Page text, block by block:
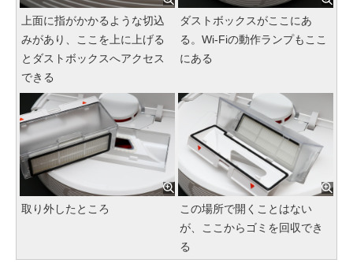
上面に指がかかるような切込
みがあり、ここを上に上げる
とダストボックスへアクセス
できる
ダストボックスがここにあ
る。Wi-Fiの動作ランプもここ
にある
取り外したところ
この場所で開くことはない
が、ここからゴミを回収でき
る